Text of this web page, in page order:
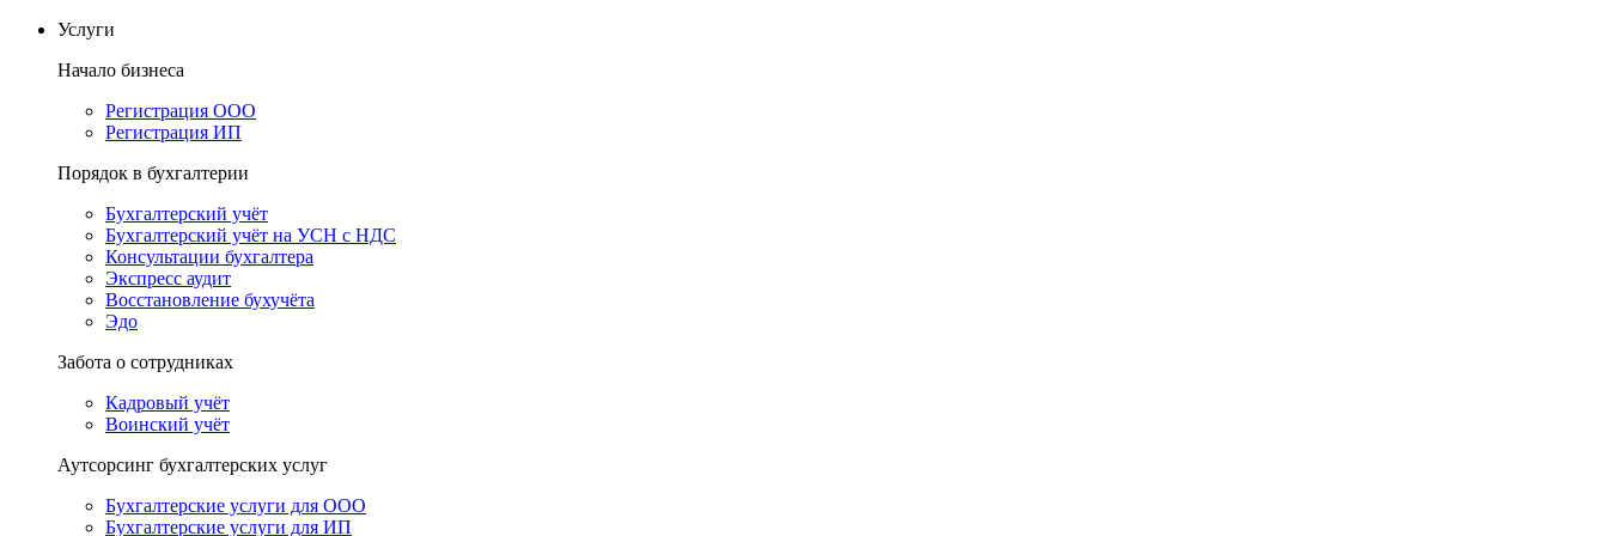
Услуги
Начало бизнеса
Регистрация ООО
Регистрация ИП
Порядок в бухгалтерии
Бухгалтерский учёт
Бухгалтерский учёт на УСН с НДС
Консультации бухгалтера
Экспресс аудит
Восстановление бухучёта
Эдо
Забота о сотрудниках
Кадровый учёт
Воинский учёт
Аутсорсинг бухгалтерских услуг
Бухгалтерские услуги для ООО
Бухгалтерские услуги для ИП